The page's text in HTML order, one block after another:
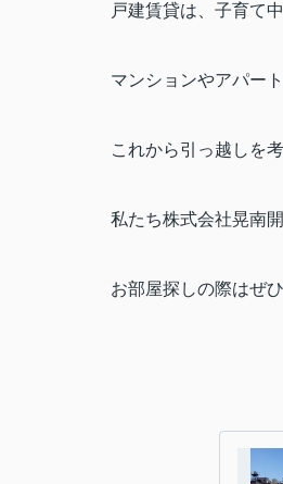
戸建賃貸は、子育て
マンションやアパー
これから引っ越しを
私たち株式会社晃南開
お部屋探しの際はぜ